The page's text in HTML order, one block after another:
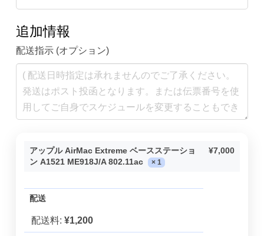
追加情報
配送指示 (オプション)
アップル AirMac Extreme ベースステーショ
ン A1521 ME918J/A 802.11ac
× 1
¥7,000
配送
配送料: ¥1,200